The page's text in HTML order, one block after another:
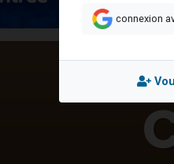
6 personnes viennent de
2 personnes viennent de faire
Il reste 49 places pour
Dovan vient de donner son
2 personnes viennent de nous
2 personnes viennent de nous
connexion